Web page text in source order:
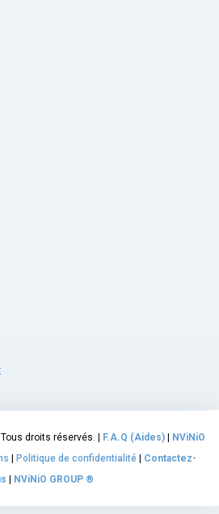
Tous droits réservés. | F.A.Q (Aides) | NViNiO
| Politique de confidentialité | Contactez-
| NViNiO GROUP ®